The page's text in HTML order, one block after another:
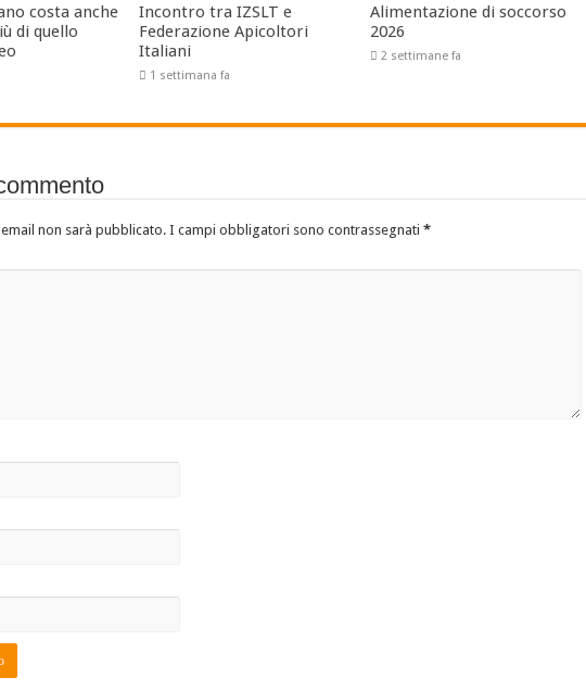
costa anche
di quello
Incontro tra IZSLT e
Federazione Apicoltori
Italiani
1 settimana fa
Alimentazione di soccorso
2026
2 settimane fa
non sarà pubblicato. I campi obbligatori sono contrassegnati *